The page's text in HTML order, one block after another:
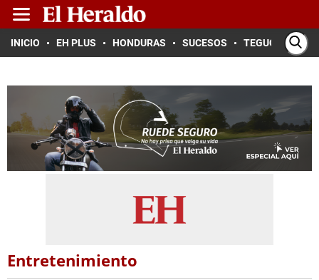
INICIO EH PLUS HONDURAS SUCESOS TEGUCIGALPA
Entretenimiento